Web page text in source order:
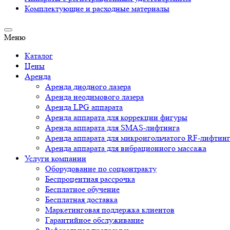
Комплектующие и расходные материалы
Меню
Каталог
Цены
Аренда
Аренда диодного лазера
Аренда неодимового лазера
Аренда LPG аппарата
Аренда аппарата для коррекции фигуры
Аренда аппарата для SMAS-лифтинга
Аренда аппарата для микроигольчатого RF-
Аренда аппарата для вибрационного массажа
Услуги компании
Оборудование по соцконтракту
Беспроцентная рассрочка
Бесплатное обучение
Бесплатная доставка
Маркетинговая поддержка клиентов
Гарантийное обслуживание